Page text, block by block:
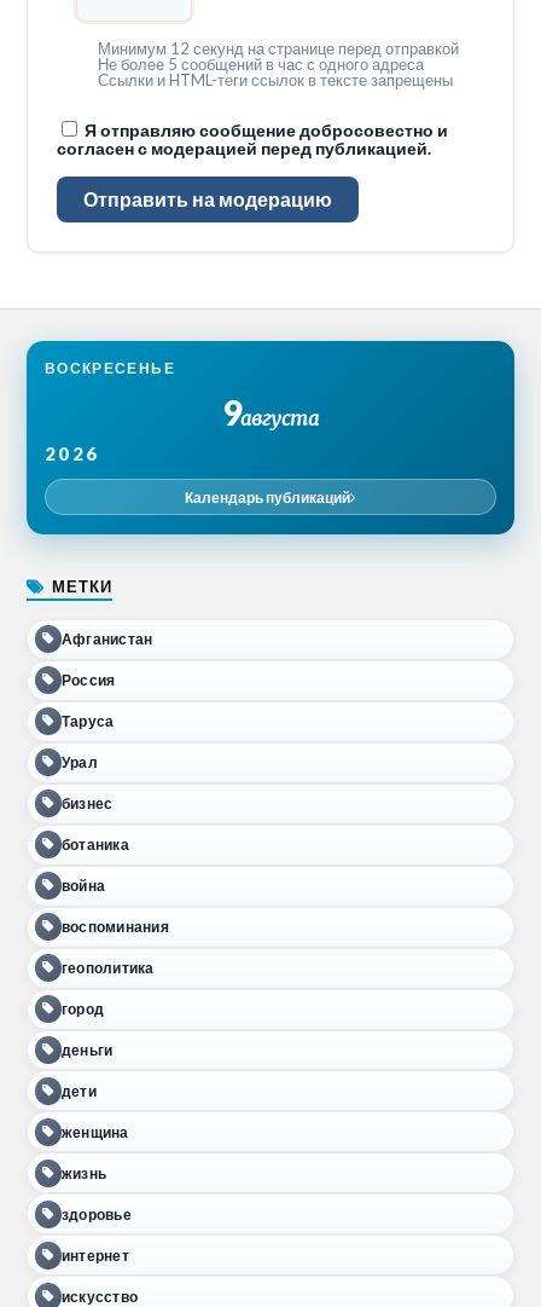
Минимум 12 секунд на странице перед отправкой
Не более 5 сообщений в час с одного адреса
Ссылки и HTML-теги ссылок в тексте запрещены
Я отправляю сообщение добросовестно и
согласен с модерацией перед публикацией.
Отправить на модерацию
ВОСКРЕСЕНЬЕ
9августа
2026
Календарь публикаций
МЕТКИ
Афганистан
Россия
Таруса
Урал
бизнес
ботаника
война
воспоминания
геополитика
город
деньги
дети
женщина
жизнь
здоровье
интернет
искусство